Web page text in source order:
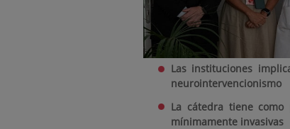
Las instituciones
neurointervencionismo
La cátedra tiene como
mínimamente invasivas